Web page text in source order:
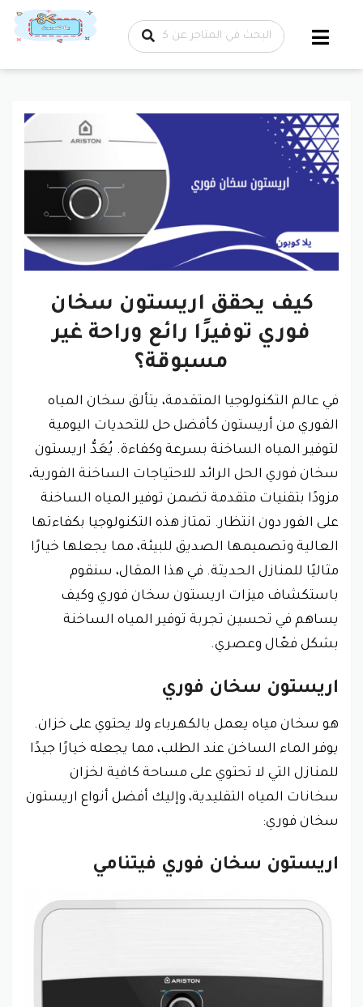
تخطي إلى
المحتوى
كيف يحقق اريستون سخان
فوري توفيرًا رائع وراحة غير
مسبوقة؟
في عالم التكنولوجيا المتقدمة، يتألق سخان المياه
الفوري من أريستون كأفضل حل للتحديات اليومية
لتوفير المياه الساخنة بسرعة وكفاءة. يُعَدُّ اريستون
سخان فوري الحل الرائد للاحتياجات الساخنة الفورية،
مزودًا بتقنيات متقدمة تضمن توفير المياه الساخنة
على الفور دون انتظار. تمتاز هذه التكنولوجيا بكفاءتها
العالية وتصميمها الصديق للبيئة، مما يجعلها خيارًا
مثاليًا للمنازل الحديثة. في هذا المقال، سنقوم
باستكشاف ميزات اريستون سخان فوري وكيف
يساهم في تحسين تجربة توفير المياه الساخنة
بشكل فعّال وعصري.
اريستون سخان فوري
هو سخان مياه يعمل بالكهرباء ولا يحتوي على خزان.
يوفر الماء الساخن عند الطلب، مما يجعله خيارًا جيدًا
للمنازل التي لا تحتوي على مساحة كافية لخزان
سخانات المياه التقليدية، وإليك أفضل أنواع اريستون
سخان فوري:
اريستون سخان فوري فيتنامي